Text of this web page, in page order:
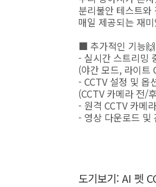
분리불안 테스트
매일 제공되는 재
■ 추가적인 기능🙌
- 실시간 스트리밍
(야간 모드, 라이트
- CCTV 설정 및 옵
(CCTV 카메라 전/
- 원격 CCTV 카메
- 영상 다운로드 및
도기보기: AI 펫